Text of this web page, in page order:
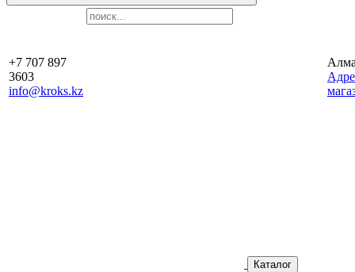
+7 707 897
3603
info@kroks.kz
Каталог